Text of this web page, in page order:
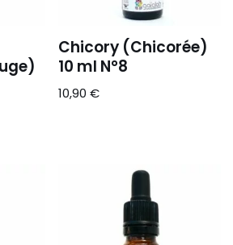
Chicory (Chicorée)
10 ml N°8
10,90€